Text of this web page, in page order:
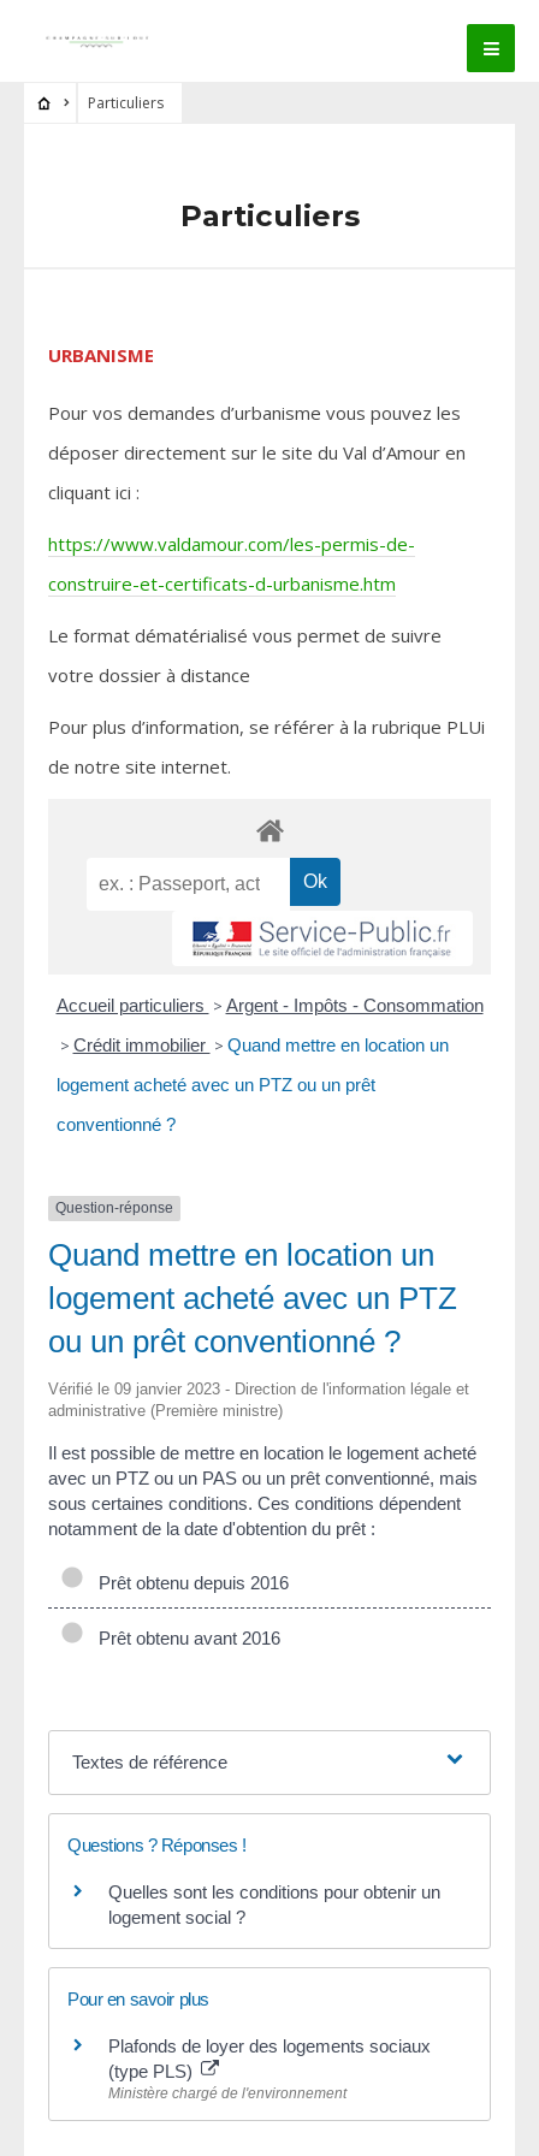
Particuliers
Particuliers
URBANISME
Pour vos demandes d’urbanisme vous pouvez les
déposer directement sur le site du Val d’Amour en
cliquant ici :
https://www.valdamour.com/les-permis-de-
construire-et-certificats-d-urbanisme.htm
Le format dématérialisé vous permet de suivre
votre dossier à distance
Pour plus d’information, se référer à la rubrique PLUi
de notre site internet.
Accueil particuliers > Argent - Impôts - Consommation
> Crédit immobilier > Quand mettre en location un
logement acheté avec un PTZ ou un prêt
conventionné ?
Question-réponse
Quand mettre en location un
logement acheté avec un PTZ
ou un prêt conventionné ?
Vérifié le 09 janvier 2023 - Direction de l'information légale et
administrative (Première ministre)
Il est possible de mettre en location le logement acheté
avec un PTZ ou un PAS ou un prêt conventionné, mais
sous certaines conditions. Ces conditions dépendent
notamment de la date d'obtention du prêt :
Prêt obtenu depuis 2016
Prêt obtenu avant 2016
Textes de référence
Questions ? Réponses !
Quelles sont les conditions pour obtenir un
logement social ?
Pour en savoir plus
Plafonds de loyer des logements sociaux
(type PLS)
Ministère chargé de l'environnement